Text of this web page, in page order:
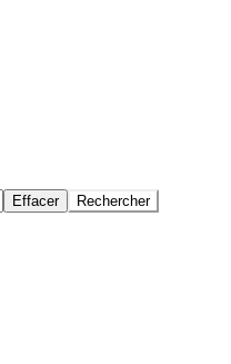
Effacer Rechercher